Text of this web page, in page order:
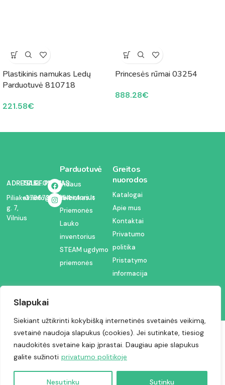
Slapukai
Siekiant užtikrinti kokybišką internetinės svetainės veikimą,
svetainė naudoja slapukus (cookies). Jei sutinkate, tiesiog
naudokitės svetaine kaip įprastai. Daugiau apie slapukus
galite sužinoti privatumo politikoje
Nesutinku Sutinku
Plastikinis namukas Ledų
Parduotuvė 810718
221.58€
Princesės rūmai 03254
888.28€
ADRESAS:
Piliakalnio
g. 7,
Vilnius
TELEFONAS:
+37067350054
EL. PAŠTAS:
info@kodelciukas.lt
Parduotuvė
Vidaus
inventorius
Priemonės
Lauko
inventorius
STEAM ugdymo
priemonės
Greitos
nuorodos
Katalogai
Apie mus
Kontaktai
Privatumo
politika
Pristatymo
informacija
Visos teisės saugomos © 2024 | Kodėlčiukas